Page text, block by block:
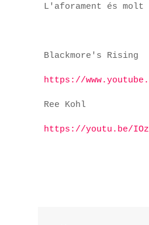
L'aforament és
Blackmore's Rising
https://
Ree Kohl
https://youtu.be/